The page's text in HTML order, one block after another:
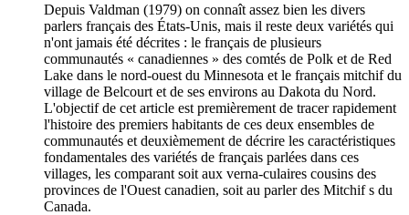
Depuis Valdman (1979) on connaît assez bien les divers
parlers français des États-Unis, mais il reste deux variétés qui
n'ont jamais été décrites : le français de plusieurs
communautés « canadiennes » des comtés de Polk et de Red
Lake dans le nord-ouest du Minnesota et le français mitchif du
village de Belcourt et de ses environs au Dakota du Nord.
L'objectif de cet article est premièrement de tracer rapidement
l'histoire des premiers habitants de ces deux ensembles de
communautés et deuxièmement de décrire les caractéristiques
fondamentales des variétés de français parlées dans ces
villages, les comparant soit aux verna-culaires cousins des
provinces de l'Ouest canadien, soit au parler des Mitchif s du
Canada.